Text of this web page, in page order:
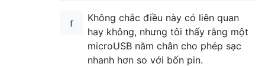
Không chắc điều này có liên quan
hay không, nhưng tôi thấy rằng một
microUSB năm chân cho phép sạc
nhanh hơn so với bốn pin.